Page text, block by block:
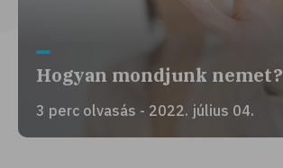
Hogyan mondjunk nemet?
3 perc olvasás - 2022. július 04.